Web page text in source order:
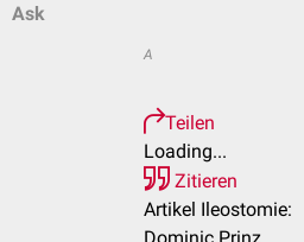
Ask
A
Teilen
Loading...
Zitieren
Artikel Ileostomie: